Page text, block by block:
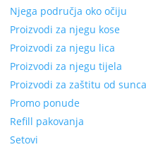
Njega područja oko očiju
Proizvodi za njegu kose
Proizvodi za njegu lica
Proizvodi za njegu tijela
Proizvodi za zaštitu od sunca
Promo ponude
Refill pakovanja
Setovi